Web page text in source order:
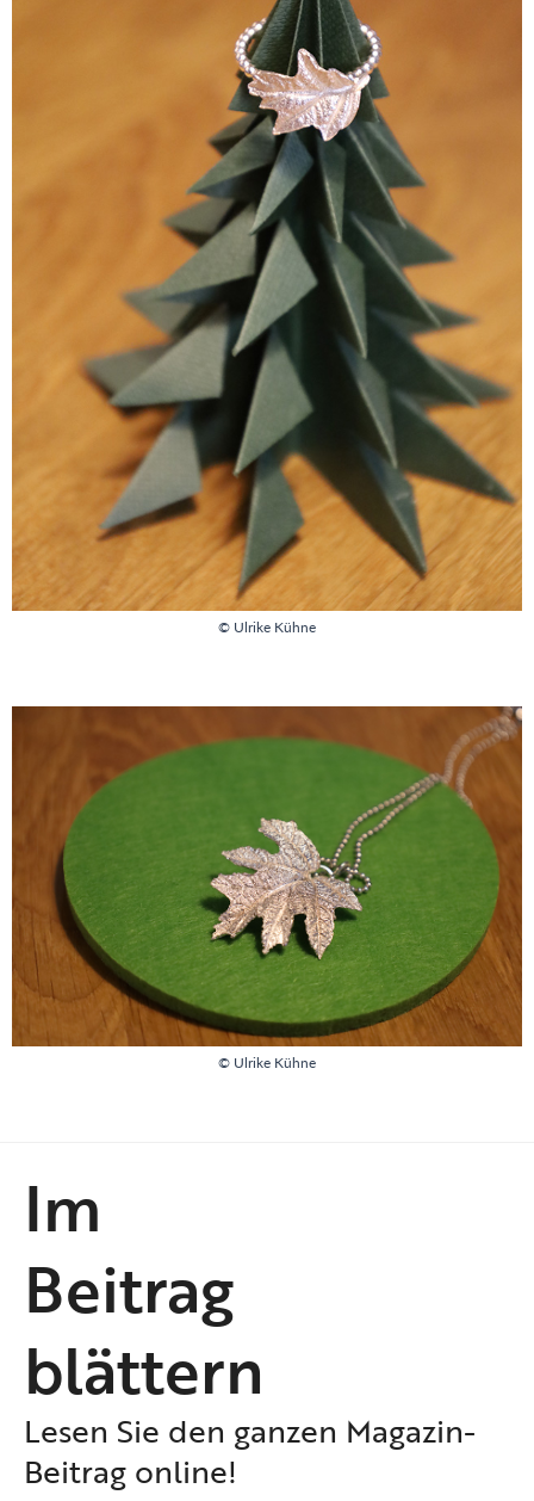
© Ulrike Kühne
© Ulrike Kühne
Im
Beitrag
blättern
Lesen Sie den ganzen Magazin-
Beitrag online!